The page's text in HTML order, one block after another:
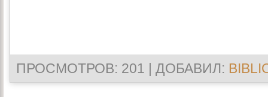
ПРОСМОТРОВ: 201 | ДОБАВИЛ: